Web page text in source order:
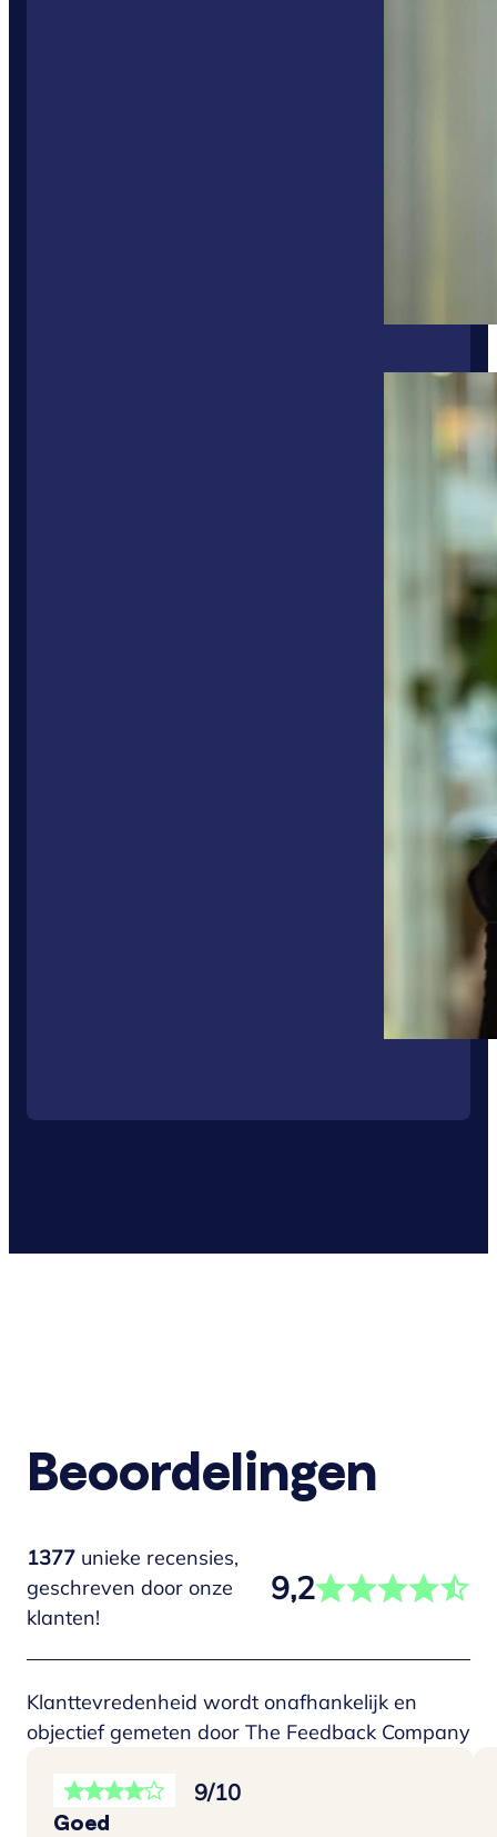
Beoordelingen
1377 unieke recensies,
geschreven door onze
klanten!
9,2
Klanttevredenheid wordt onafhankelijk en
objectief gemeten door The Feedback Company
9/10
Goed